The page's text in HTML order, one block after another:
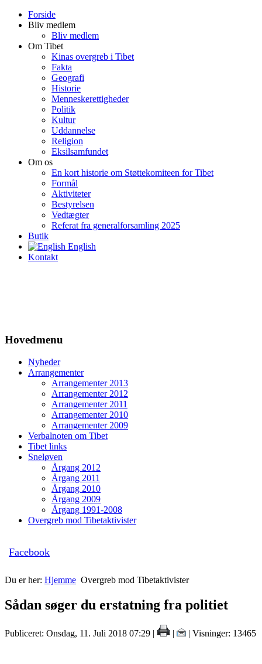
Forside
Bliv medlem
Bliv medlem
Om Tibet
Kinas overgreb i Tibet
Fakta
Geografi
Historie
Menneskerettigheder
Politik
Kultur
Uddannelse
Religion
Eksilsamfundet
Om os
En kort historie om Støttekomiteen for Tibet
Formål
Aktiviteter
Bestyrelsen
Vedtægter
Referat fra generalforsamling 2025
Butik
English
Kontakt
Hovedmenu
Nyheder
Arrangementer
Arrangementer 2013
Arrangementer 2012
Arrangementer 2011
Arrangementer 2010
Arrangementer 2009
Verbalnoten om Tibet
Tibet links
Sneløven
Årgang 2012
Årgang 2011
Årgang 2010
Årgang 2009
Årgang 1991-2008
Overgreb mod Tibetaktivister
Facebook
Du er her: Hjemme Overgreb mod Tibetaktivister
Sådan søger du erstatning fra politiet
Publiceret: Onsdag, 11. Juli 2018 07:29 | | | Visninger: 13465